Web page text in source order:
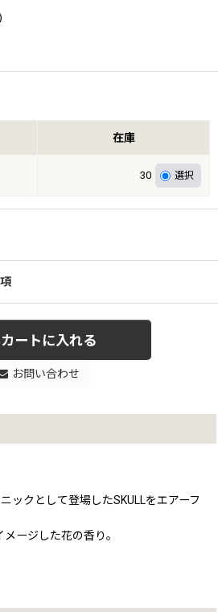
在庫
30
カートに入れる
お問い合わせ
ックとして登場したSKULLをエアーフ
ージした花の香り。